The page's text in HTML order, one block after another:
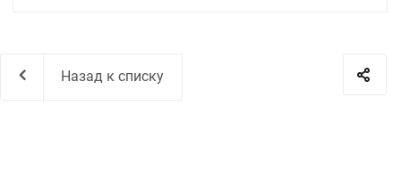
Назад к списку